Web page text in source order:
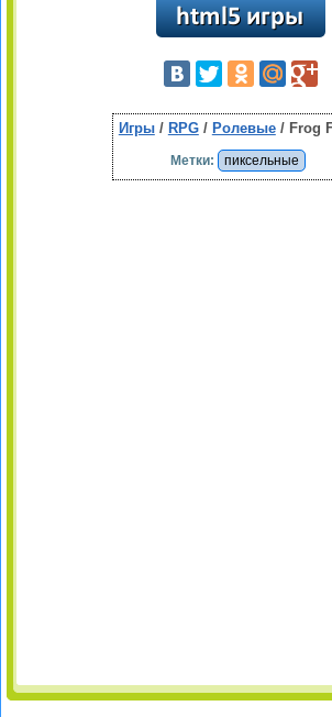
Игры/ RPG/ Ролевые/ Frog
Метки: пиксельные